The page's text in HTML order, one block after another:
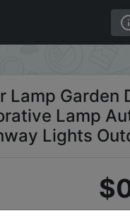
4.54.529.5cm
Lamp Garden
Lamp
Lights